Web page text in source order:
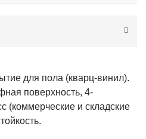
для пола (кварц-винил).
поверхность, 4-
(коммерческие и складские